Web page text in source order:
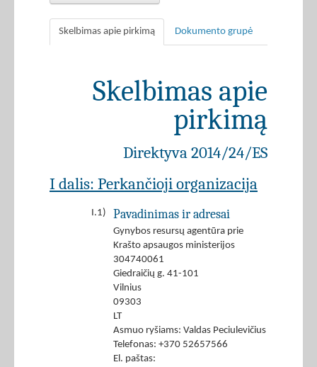
Skelbimas apie pirkimą Dokumento grupė
Skelbimas apie
pirkimą
Direktyva 2014/24/ES
I dalis: Perkančioji organizacija
I.1) Pavadinimas ir adresai
Gynybos resursų agentūra prie
Krašto apsaugos ministerijos
304740061
Giedraičių g. 41-101
Vilnius
09303
LT
Asmuo ryšiams: Valdas Peciulevičius
Telefonas: +370 52657566
El. paštas: